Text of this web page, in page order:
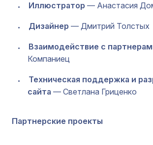
Иллюстратор — Анастасия
Дизайнер — Дмитрий Толстых
Взаимодействие с
Компаниец
Техническая поддержка и
сайта — Светлана Гриценко
Партнерские проекты